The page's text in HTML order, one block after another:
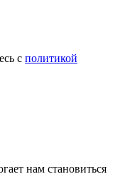
с политикой
нам становиться